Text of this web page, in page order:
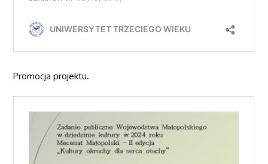
Promocja projektu.